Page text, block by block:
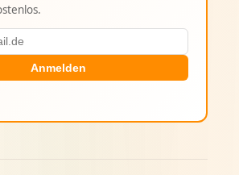
Anmelden